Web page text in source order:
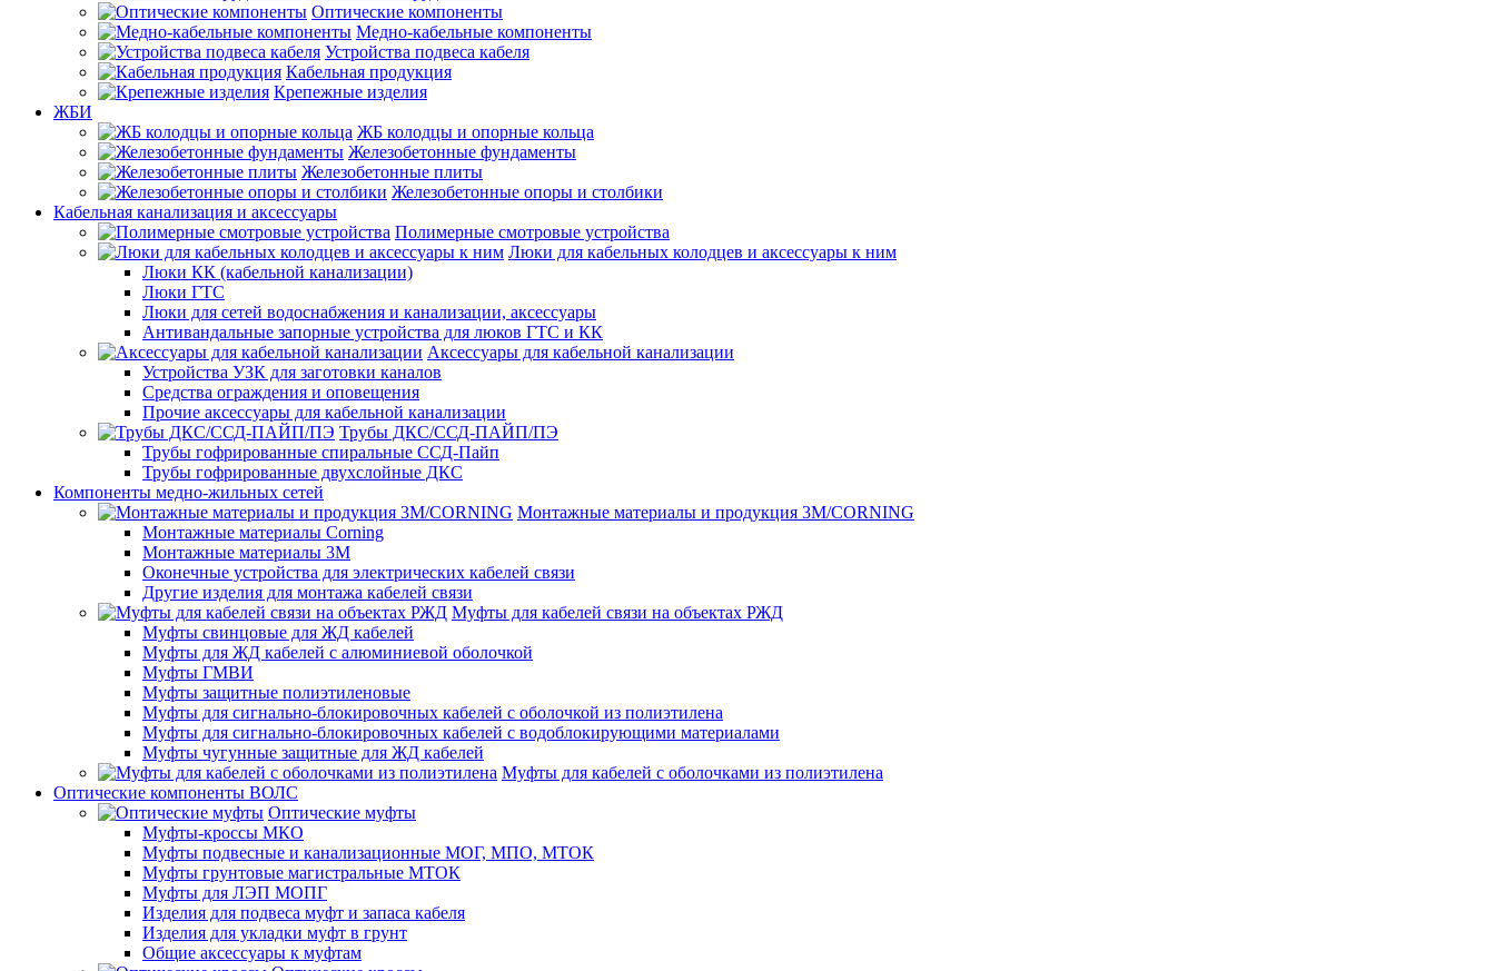
Оптические компоненты
Медно-кабельные компоненты
Устройства подвеса кабеля
Кабельная продукция
Крепежные изделия
ЖБИ
ЖБ колодцы и опорные кольца
Железобетонные фундаменты
Железобетонные плиты
Железобетонные опоры и столбики
Кабельная канализация и аксессуары
Полимерные смотровые устройства
Люки для кабельных колодцев и аксессуары к ним
Люки КК (кабельной канализации)
Люки ГТС
Люки для сетей водоснабжения и канализации, аксессуары
Антивандальные запорные устройства для люков ГТС и КК
Аксессуары для кабельной канализации
Устройства УЗК для заготовки каналов
Средства ограждения и оповещения
Прочие аксессуары для кабельной канализации
Трубы ДКС/ССД-ПАЙП/ПЭ
Трубы гофрированные спиральные ССД-Пайп
Трубы гофрированные двухслойные ДКС
Компоненты медно-жильных сетей
Монтажные материалы и продукция 3M/CORNING
Монтажные материалы Corning
Монтажные материалы 3M
Оконечные устройства для электрических кабелей связи
Другие изделия для монтажа кабелей связи
Муфты для кабелей связи на объектах РЖД
Муфты свинцовые для ЖД кабелей
Муфты для ЖД кабелей с алюминиевой оболочкой
Муфты ГМВИ
Муфты защитные полиэтиленовые
Муфты для сигнально-блокировочных кабелей с оболочкой из полиэтилена
Муфты для сигнально-блокировочных кабелей с водоблокирующими материалами
Муфты чугунные защитные для ЖД кабелей
Муфты для кабелей с оболочками из полиэтилена
Оптические компоненты ВОЛС
Оптические муфты
Муфты-кроссы МКО
Муфты подвесные и канализационные МОГ, МПО, МТОК
Муфты грунтовые магистральные МТОК
Муфты для ЛЭП МОПГ
Изделия для подвеса муфт и запаса кабеля
Изделия для укладки муфт в грунт
Общие аксессуары к муфтам